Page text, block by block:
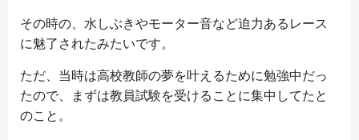
その時の、水しぶきやモーター音など迫力あるレース
に魅了されたみたいです。
ただ、当時は高校教師の夢を叶えるために勉強中だっ
たので、まずは教員試験を受けることに集中してたと
のこと。